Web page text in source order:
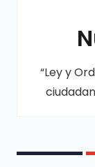
“Ley y